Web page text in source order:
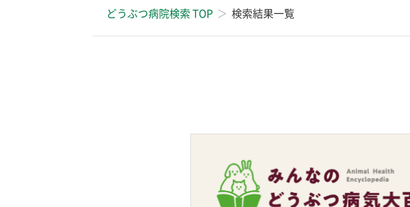
どうぶつ病院検索 TOP 検索結果一覧